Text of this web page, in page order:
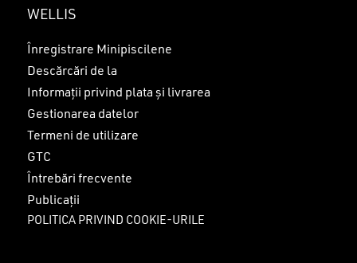
WELLIS
Înregistrare Minipiscilene
Descărcări de la
Informații privind plata și livrarea
Gestionarea datelor
Termeni de utilizare
GTC
Întrebări frecvente
Publicații
POLITICA PRIVIND COOKIE-URILE